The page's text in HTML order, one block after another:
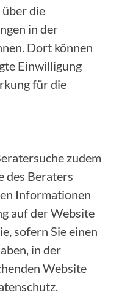
die
in der
Dort können
Einwilligung
für die
zudem
des Beraters
Informationen
auf der Website
sofern Sie einen
in der
Website